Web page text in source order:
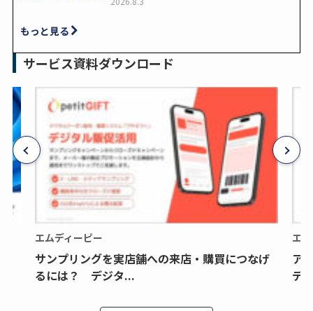
もっと見る
サービス資料ダウンロード
エムディーピー
サンプリングを実店舗への来店・購買につなげ
るには？ デジタ...
エ
ア
デ